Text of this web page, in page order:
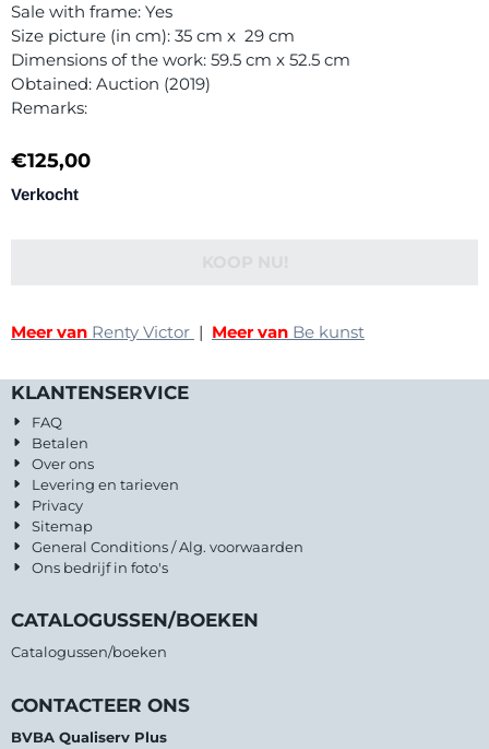
Sale with frame: Yes
Size picture (in cm): 35 cm x 29 cm
Dimensions of the work: 59.5 cm x 52.5 cm
Obtained: Auction (2019)
Remarks:
€125,00
Verkocht
Meer van Renty Victor | Meer van Be kunst
KLANTENSERVICE
FAQ
Betalen
Over ons
Levering en tarieven
Privacy
Sitemap
General Conditions / Alg. voorwaarden
Ons bedrijf in foto's
CATALOGUSSEN/BOEKEN
Catalogussen/boeken
CONTACTEER ONS
BVBA Qualiserv Plus